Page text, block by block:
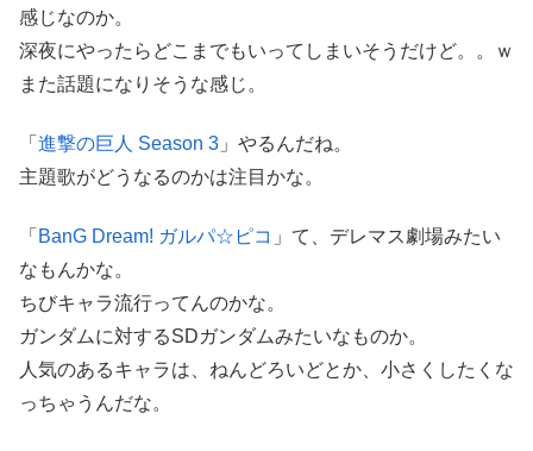
感じなのか。
深夜にやったらどこまでもいってしまいそうだけど。。ｗ
また話題になりそうな感じ。
「 進撃の巨人 Season 3 」やるんだね。
主題歌がどうなるのかは注目かな。
「 BanG Dream! ガルパ☆ピコ 」て、デレマス劇場みたい
なもんかな。
ちびキャラ流行ってんのかな。
ガンダムに対するSDガンダムみたいなものか。
人気のあるキャラは、ねんどろいどとか、小さくしたくな
っちゃうんだな。